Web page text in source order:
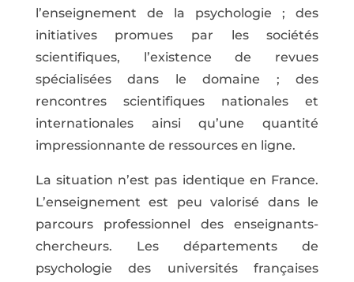
l’enseignement de la psychologie ; des
initiatives promues par les sociétés
scientifiques, l’existence de revues
spécialisées dans le domaine ; des
rencontres scientifiques nationales et
internationales ainsi qu’une quantité
impressionnante de ressources en ligne.
La situation n’est pas identique en France.
L’enseignement est peu valorisé dans le
parcours professionnel des enseignants-
chercheurs. Les départements de
psychologie des universités françaises